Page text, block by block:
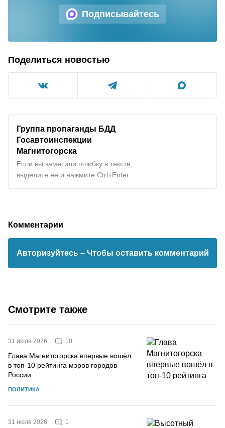
Подписывайтесь
Поделиться новостью
Группа пропаганды БДД
Госавтоинспекции
Магнитогорска
Если вы заметили ошибку в тексте,
выделите ее и нажмите Ctrl+Enter
Комментарии
Авторизуйтесь – Чтобы оставить комментарий
Смотрите также
31 июля 2026 10
Глава Магнитогорска впервые вошёл
в топ-10 рейтинга мэров городов
России
ПОЛИТИКА
31 июля 2026 1